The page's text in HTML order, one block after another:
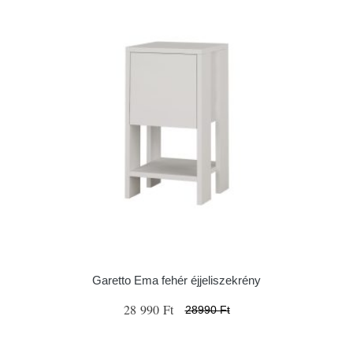
Garetto Ema fehér éjjeliszekrény
28 990 Ft 28990 Ft